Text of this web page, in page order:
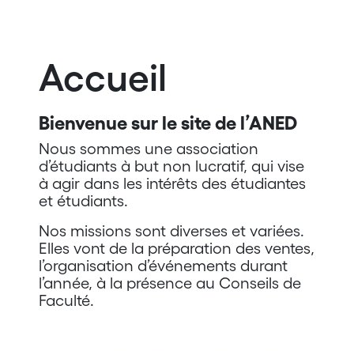
Accueil
Bienvenue sur le site de l’ANED
Nous sommes une association
d’étudiants à but non lucratif, qui vise
à agir dans les intérêts des étudiantes
et étudiants.
Nos missions sont diverses et variées.
Elles vont de la préparation des ventes,
l’organisation d’événements durant
l’année, à la présence au Conseils de
Faculté.